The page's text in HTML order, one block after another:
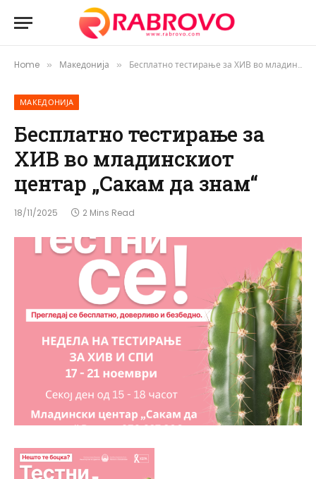
Home » Македонија » Бесплатно тестирање за ХИВ во младинскиот центар „Сакам да знам“
МАКЕДОНИЈА
Бесплатно тестирање за
ХИВ во младинскиот
центар „Сакам да знам“
18/11/2025 2 Mins Read